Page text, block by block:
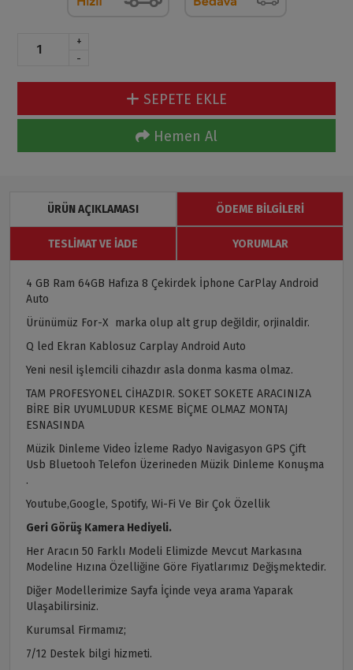
+
-
SEPETE EKLE
Hemen Al
ÜRÜN AÇIKLAMASI ÖDEME BILGILERI
TESLIMAT VE İADE YORUMLAR
4 GB Ram 64GB Hafıza 8 Çekirdek İphone CarPlay Android
Auto
Ürünümüz For-X marka olup alt grup değildir, orjinaldir.
Q led Ekran Kablosuz Carplay Android Auto
Yeni nesil işlemcili cihazdır asla donma kasma olmaz.
TAM PROFESYONEL CİHAZDIR. SOKET SOKETE ARACINIZA
BİRE BİR UYUMLUDUR KESME BİÇME OLMAZ MONTAJ
ESNASINDA
Müzik Dinleme Video İzleme Radyo Navigasyon GPS Çift
Usb Bluetooh Telefon Üzerineden Müzik Dinleme Konuşma
.
Youtube,Google, Spotify, Wi-Fi Ve Bir Çok Özellik
Geri Görüş Kamera Hediyeli.
Her Aracın 50 Farklı Modeli Elimizde Mevcut Markasına
Modeline Hızına Özelliğine Göre Fiyatlarımız Değişmektedir.
Diğer Modellerimize Sayfa İçinde veya arama Yaparak
Ulaşabilirsiniz.
Kurumsal Firmamız;
7/12 Destek bilgi hizmeti.